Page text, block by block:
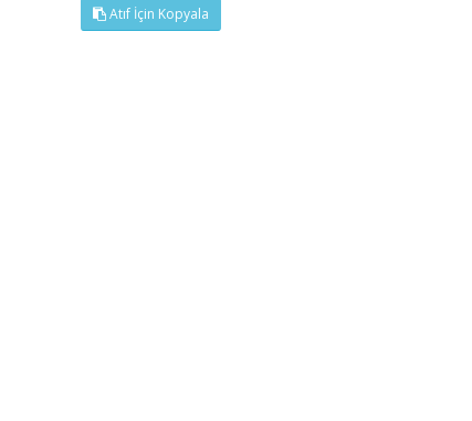
Atıf İçin Kopyala